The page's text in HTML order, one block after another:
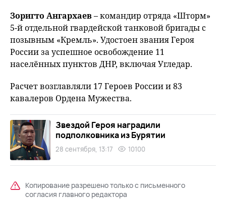
Зоригто Ангархаев– командир отряда «Шторм»
5-й отдельной гвардейской танковой бригады с
позывным «Кремль». Удостоен звания Героя
России за успешное освобождение 11
населённых пунктов ДНР, включая Угледар.
Расчет возглавляли 17 Героев России и 83
кавалеров Ордена Мужества.
Звездой Героя наградили
подполковника из Бурятии
28 сентября, 13:17 10100
Копирование разрешено только с письменного
согласия главного редактора